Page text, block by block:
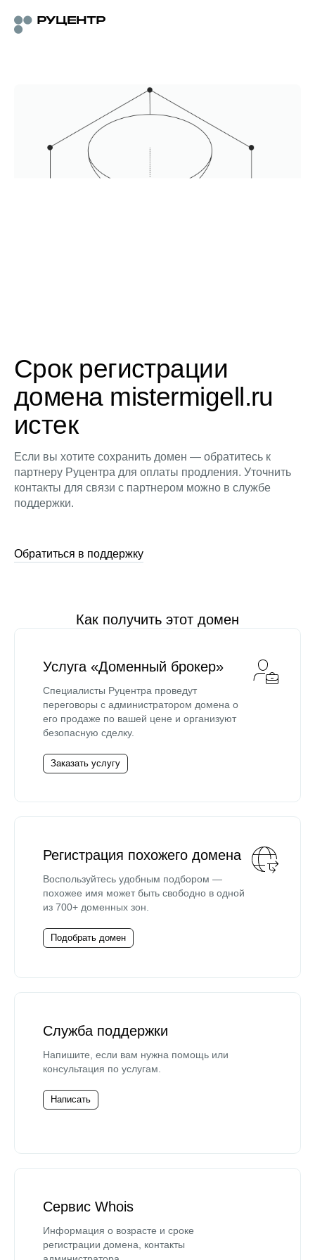
Срок регистрации
домена mistermigell.ru
истек
Если вы хотите сохранить домен — обратитесь к
партнеру Руцентра для оплаты продления. Уточнить
контакты для связи с партнером можно в службе
поддержки.
Обратиться в поддержку
Как получить этот домен
Услуга «Доменный брокер»
Специалисты Руцентра проведут
переговоры с администратором домена о
его продаже по вашей цене и организуют
безопасную сделку.
Заказать услугу
Регистрация похожего домена
Воспользуйтесь удобным подбором —
похожее имя может быть свободно в одной
из 700+ доменных зон.
Подобрать домен
Служба поддержки
Напишите, если вам нужна помощь или
консультация по услугам.
Написать
Сервис Whois
Информация о возрасте и сроке
регистрации домена, контакты